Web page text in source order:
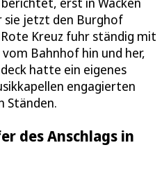
jetzt den Burghof
Kreuz fuhr ständig mit
Bahnhof hin und her,
hatte ein eigenes
engagierten
Ständen.
des Anschlags in